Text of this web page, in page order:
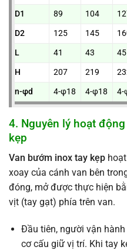
D1
89 104
D2
125 145
L
41 43 45
H
207 219
n-φd
4-φ18 4-φ18 4-
4. Nguyên lý hoạt
kẹp
Van bướm inox tay kẹp
xoay của cánh van bên
đóng, mở được thực hiện
vịt (tay gạt) phía trên van.
Đầu tiên, người vận
cơ cấu giữ vị trí. Khi tay